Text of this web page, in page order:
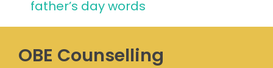
father’s day words
OBE Counselling